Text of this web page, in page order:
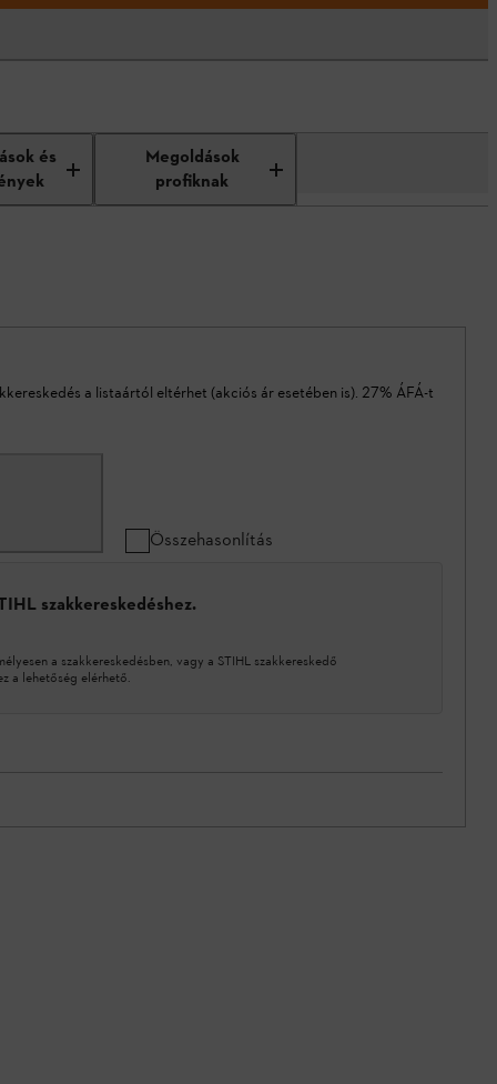
és
Megoldások
profiknak
a listaártól eltérhet (akciós ár esetében is). 27% ÁFÁ-t
Összehasonlítás
szakkereskedéshez.
a szakkereskedésben, vagy a STIHL szakkereskedő
a lehetőség elérhető.